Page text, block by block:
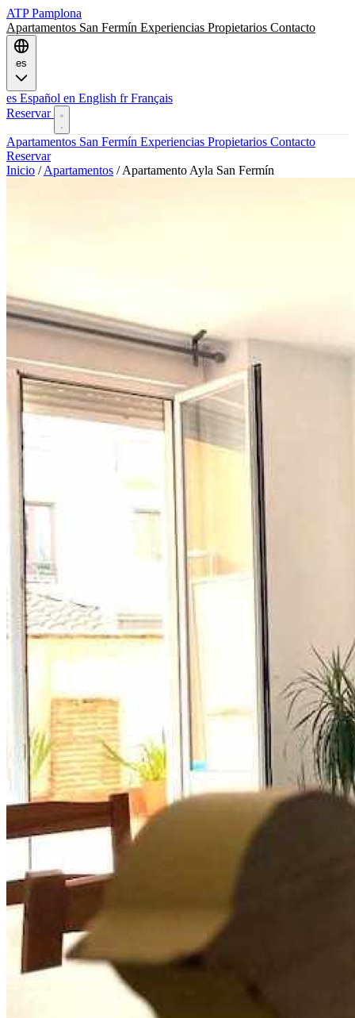
ATPPamplona
Apartamentos San Fermín Experiencias Propietarios Contacto
es
es Español en English fr Français
Reservar
Apartamentos San Fermín Experiencias Propietarios Contacto
Reservar
Inicio / Apartamentos / Apartamento Ayla San Fermín